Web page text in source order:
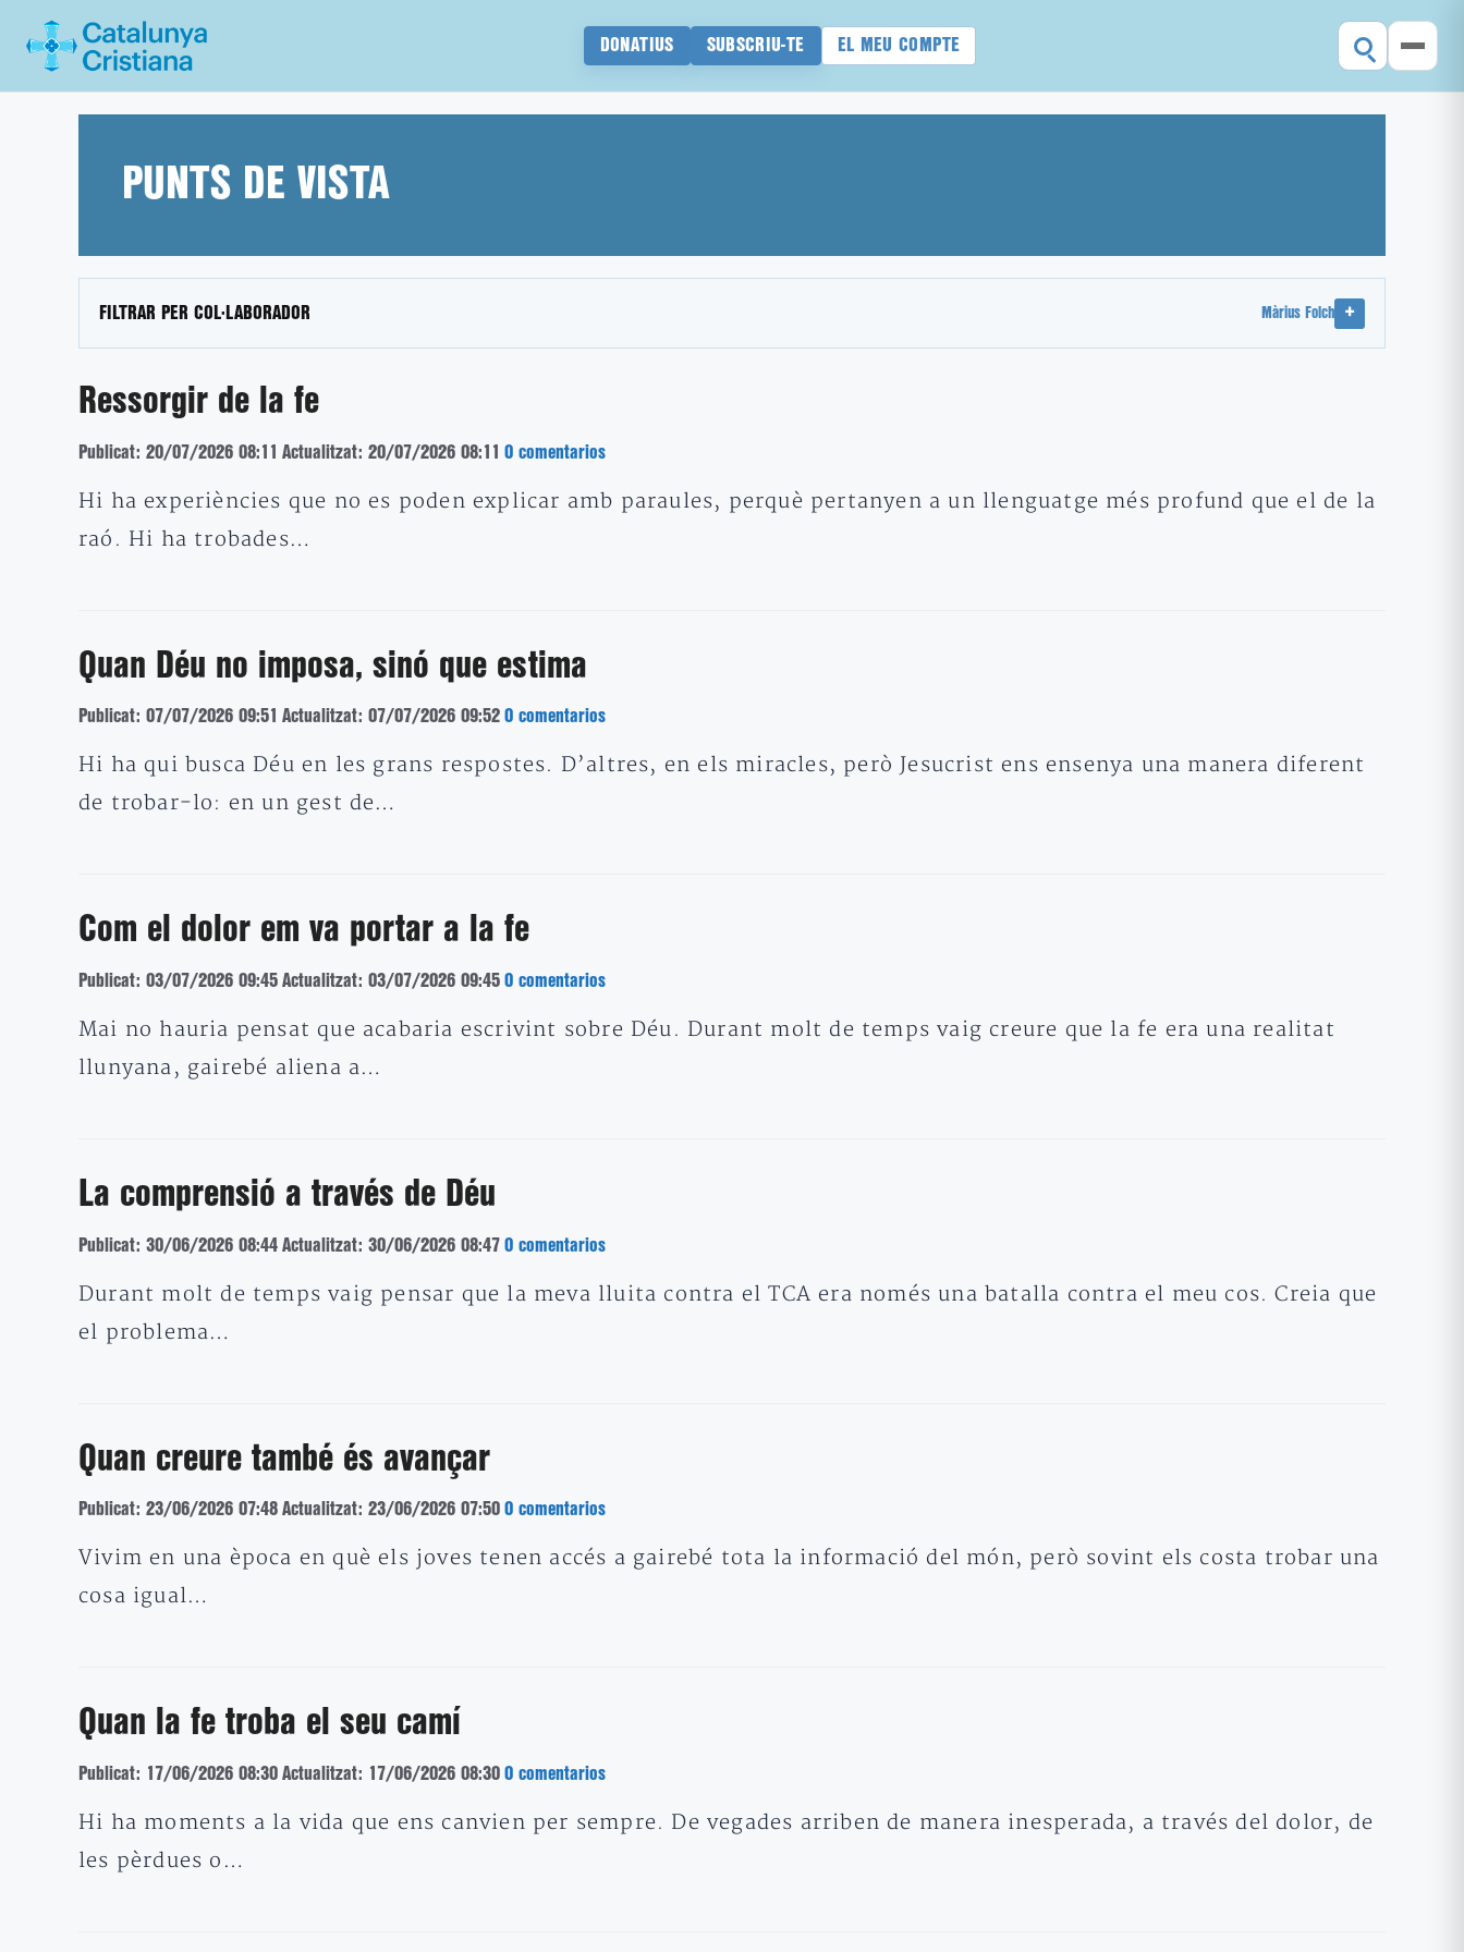
DONATIUS SUBSCRIU-TE EL MEU COMPTE
PUNTS DE VISTA
FILTRAR PER COL·LABORADOR Màrius Folch
Ressorgir de la fe
Publicat: 20/07/2026 08:11 Actualitzat: 20/07/2026 08:11 0 comentarios
Hi ha experiències que no es poden explicar amb paraules, perquè pertanyen a un llenguatge més profund que el de la
raó. Hi ha trobades…
Quan Déu no imposa, sinó que estima
Publicat: 07/07/2026 09:51 Actualitzat: 07/07/2026 09:52 0 comentarios
Hi ha qui busca Déu en les grans respostes. D’altres, en els miracles, però Jesucrist ens ensenya una manera diferent
de trobar-lo: en un gest de…
Com el dolor em va portar a la fe
Publicat: 03/07/2026 09:45 Actualitzat: 03/07/2026 09:45 0 comentarios
Mai no hauria pensat que acabaria escrivint sobre Déu. Durant molt de temps vaig creure que la fe era una realitat
llunyana, gairebé aliena a…
La comprensió a través de Déu
Publicat: 30/06/2026 08:44 Actualitzat: 30/06/2026 08:47 0 comentarios
Durant molt de temps vaig pensar que la meva lluita contra el TCA era només una batalla contra el meu cos. Creia que
el problema…
Quan creure també és avançar
Publicat: 23/06/2026 07:48 Actualitzat: 23/06/2026 07:50 0 comentarios
Vivim en una època en què els joves tenen accés a gairebé tota la informació del món, però sovint els costa trobar una
cosa igual…
Quan la fe troba el seu camí
Publicat: 17/06/2026 08:30 Actualitzat: 17/06/2026 08:30 0 comentarios
Hi ha moments a la vida que ens canvien per sempre. De vegades arriben de manera inesperada, a través del dolor, de
les pèrdues o…